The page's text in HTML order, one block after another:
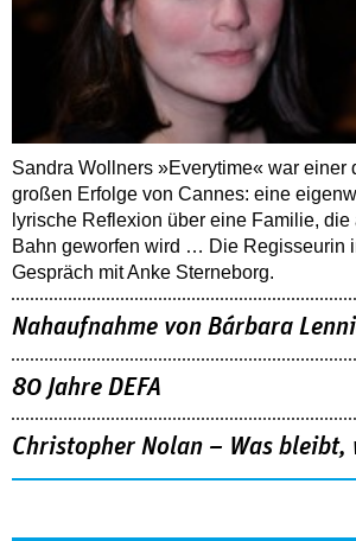
Sandra Wollners »Everytime« war einer
großen Erfolge von Cannes: eine
lyrische Reflexion über eine ­Familie, die
Bahn geworfen wird … Die Regisseurin
Gespräch mit Anke Sterneborg.
Nahaufnahme von Bárbara
80 Jahre DEFA
Christopher Nolan – Was bleibt,